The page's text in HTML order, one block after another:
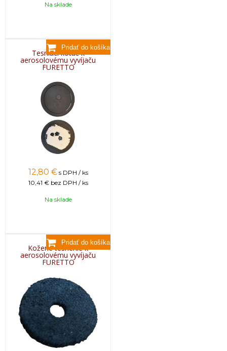
Na sklade
Tesniaci kotúč k
aerosolovému vyvíjaču
FURETTO
12,80 € s DPH / ks
10,41 € bez DPH / ks
Na sklade
Kožené tesnenie k
aerosolovému vyvíjaču
FURETTO